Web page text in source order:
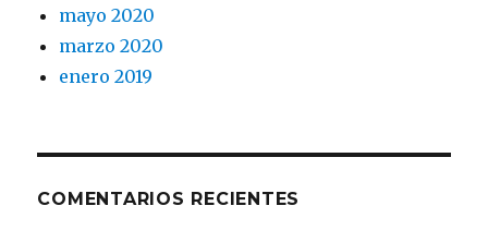
mayo 2020
marzo 2020
enero 2019
COMENTARIOS RECIENTES